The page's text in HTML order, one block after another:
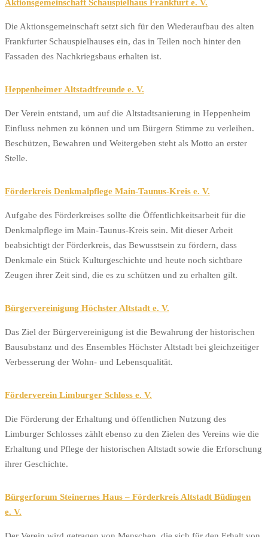
Aktionsgemeinschaft Schauspielhaus Frankfurt e. V.
Die Aktionsgemeinschaft setzt sich für den Wiederaufbau des alten
Frankfurter Schauspielhauses ein, das in Teilen noch hinter den
Fassaden des Nachkriegsbaus erhalten ist.
Heppenheimer Altstadtfreunde e. V.
Der Verein entstand, um auf die Altstadtsanierung in Heppenheim
Einfluss nehmen zu können und um Bürgern Stimme zu verleihen.
Beschützen, Bewahren und Weitergeben steht als Motto an erster
Stelle.
Förderkreis Denkmalpflege Main-Taunus-Kreis e. V.
Aufgabe des Förderkreises sollte die Öffentlichkeitsarbeit für die
Denkmalpflege im Main-Taunus-Kreis sein. Mit dieser Arbeit
beabsichtigt der Förderkreis, das Bewusstsein zu fördern, dass
Denkmale ein Stück Kulturgeschichte und heute noch sichtbare
Zeugen ihrer Zeit sind, die es zu schützen und zu erhalten gilt.
Bürgervereinigung Höchster Altstadt e. V.
Das Ziel der Bürgervereinigung ist die Bewahrung der historischen
Bausubstanz und des Ensembles Höchster Altstadt bei gleichzeitiger
Verbesserung der Wohn- und Lebensqualität.
Förderverein Limburger Schloss e. V.
Die Förderung der Erhaltung und öffentlichen Nutzung des
Limburger Schlosses zählt ebenso zu den Zielen des Vereins wie die
Erhaltung und Pflege der historischen Altstadt sowie die Erforschung
ihrer Geschichte.
Bürgerforum Steinernes Haus – Förderkreis Altstadt Büdingen
e. V.